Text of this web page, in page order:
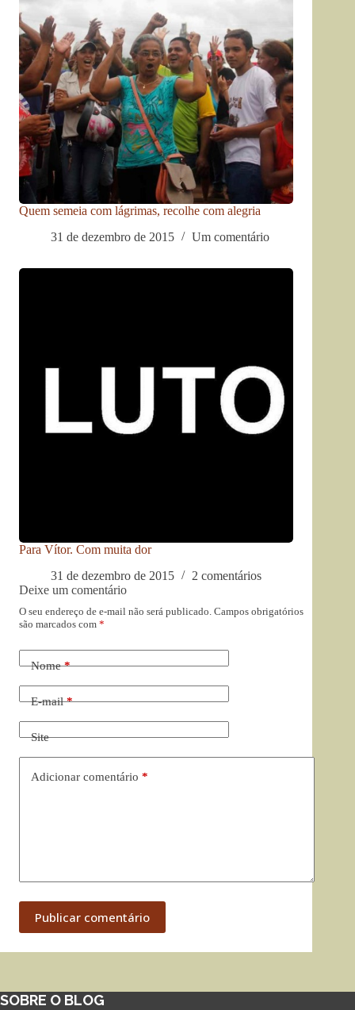
Quem semeia com lágrimas, recolhe com alegria
31 de dezembro de 2015
Um comentário
Para Vítor. Com muita dor
31 de dezembro de 2015
2 comentários
Deixe um comentário
O seu endereço de e-mail não será publicado. Campos obrigatórios
são marcados com *
Nome*
E-mail*
Site
Adicionar comentário *
Publicar comentário
SOBRE O BLOG